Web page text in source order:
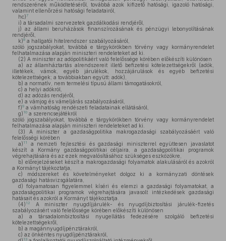
rendszerének működtetéséről, továbbá azok kifizető hatósági, igazoló hatósági,
valamint ellenőrzési hatósági feladatairól,
hc)7
i) a társadalmi szervezetek gazdálkodási rendjéről,
j) az állami beruházások finanszírozásának és pénzügyi lebonyolításának
rendjéről,
k)8 a hallgatói hitelrendszer szabályozásáról,
szóló jogszabályokat, továbbá e tárgykörökben törvény vagy kormányrendelet
felhatalmazása alapján miniszteri rendeleteket ad ki.
(2) A miniszter az adópolitikáért való felelőssége körében előkészíti különösen
a) az államháztartás alrendszereit illető befizetési kötelezettségekről (adók,
illetékek, vámok, egyéb járulékok, hozzájárulások és egyéb befizetési
kötelezettségek; a továbbiakban együtt: adók),
b) a normatív, nem termelési típusú állami támogatásokról,
c) a helyi adókról,
d) az adózás rendjéről,
e) a vámjog és vámeljárás szabályozásáról,
f)9 a vámhatóság rendészeti feladatainak ellátásáról,
g) 10 a szerencsejátékról
szóló jogszabályokat, továbbá e tárgykörökben törvény vagy kormányrendelet
felhatalmazása alapján miniszteri rendeleteket ad ki.
(3) A miniszter a gazdaságpolitika makrogazdasági szabályozásáért való
felelősségi körében
a) 11
a nemzeti fejlesztési és gazdasági miniszterrel együttesen javaslatot
készít a Kormány gazdaságpolitikai céljaira, a gazdaságpolitikai programok
végrehajtására és az ezek megvalósításához szükséges eszközökre,
b) előrejelzéseket készít a makrogazdasági folyamatok alakulásáról és azokról
a Kormányt tájékoztatja,
c) módszereket és követelményeket dolgoz ki a kormányzati döntések
gazdasági hatásvizsgálatára,
d) folyamatosan figyelemmel kíséri és elemzi a gazdasági folyamatokat, a
gazdaságpolitikai programok végrehajtására javasolt intézkedések gazdasági
hatásait és azokról a Kormányt tájékoztatja.
(4) 12
A miniszter nyugdíjjárulék- és nyugdíjbiztosítási járulék-fizetés
szabályozásért való felelőssége körében előkészíti különösen
a) a társadalombiztosítási nyugellátás fedezésére szolgáló befizetési
kötelezettségekről,
b) a magánnyugdíjpénztárakról,
c) az önkéntes nyugdíjpénztárakról,
13